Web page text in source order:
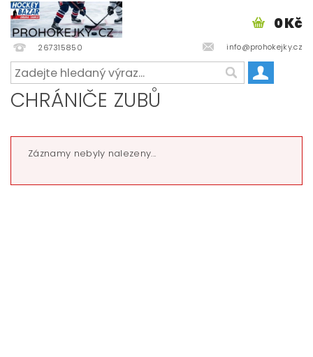
267315850 info@prohokejky.cz
0 Kč
CHRÁNIČE ZUBŮ
Záznamy nebyly nalezeny...